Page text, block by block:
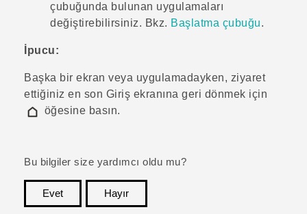
çubuğunda bulunan uygulamaları
değiştirebilirsiniz. Bkz. Başlatma çubuğu.
İpucu:
Başka bir ekran veya uygulamadayken, ziyaret
ettiğiniz en son Giriş ekranına geri dönmek için
öğesine basın.
Bu bilgiler size yardımcı oldu mu?
Evet
Hayır